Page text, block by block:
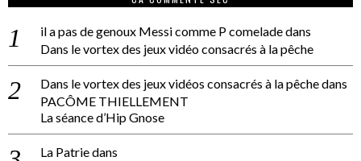
il a pas de genoux Messi comme P comeladedans
Dans le vortex des jeux vidéo consacrés à la pêche
Dans le vortex des jeux vidéos consacrés à la pêchedans
PACÔME THIELLEMENT
La séance d’Hip Gnose
La Patriedans